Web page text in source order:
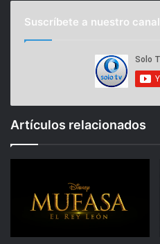
Suscríbete a nuestro canal
Artículos relacionados